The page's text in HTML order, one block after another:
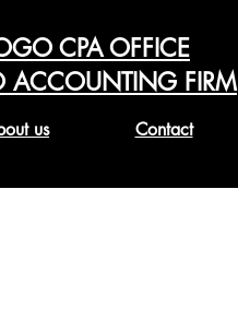
CPA OFFICE
ACCOUNTING FIRM
us Contact